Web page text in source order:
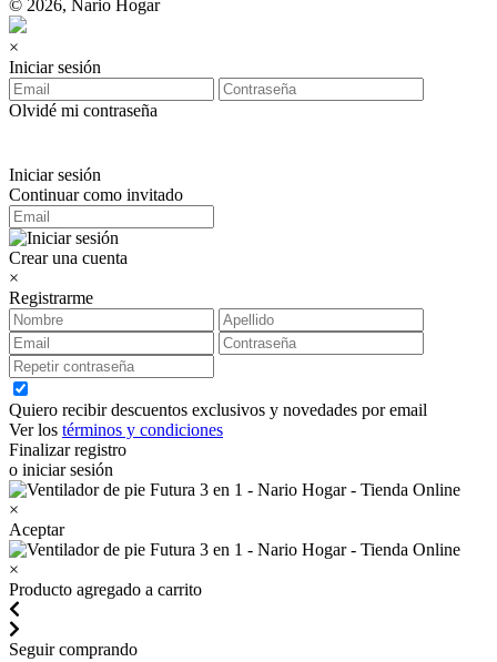
© 2026, Nario Hogar
×
Iniciar sesión
Olvidé mi contraseña
Iniciar sesión
Continuar como invitado
Crear una cuenta
×
Registrarme
Quiero recibir descuentos exclusivos y novedades por email
Ver los términos y condiciones
Finalizar registro
o iniciar sesión
×
Aceptar
×
Producto agregado a carrito
Seguir comprando